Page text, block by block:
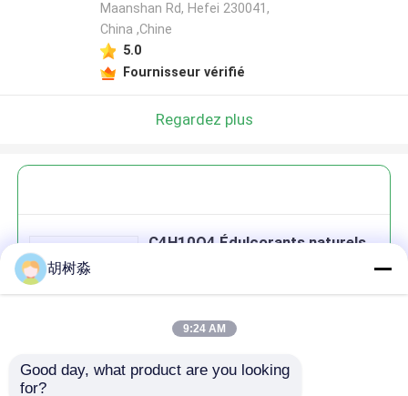
Maanshan Rd, Hefei 230041,
China ,Chine
5.0
Fournisseur vérifié
Regardez plus
C4H10O4 Édulcorants naturels
Continuer
胡树淼
9:24 AM
Good day, what product are you looking
for?